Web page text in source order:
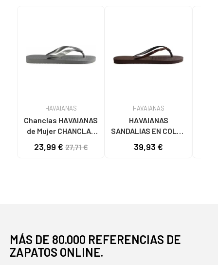
HAVAIANAS
Chanclas HAVAIANAS
de Mujer CHANCLAS
GREY VARIOS
23,99 €27,71 €
HAVAIANAS
HAVAIANAS
SANDALIAS EN COLOR
39,93 €
MÁS DE 80.000 REFERENCIAS DE
ZAPATOS ONLINE.